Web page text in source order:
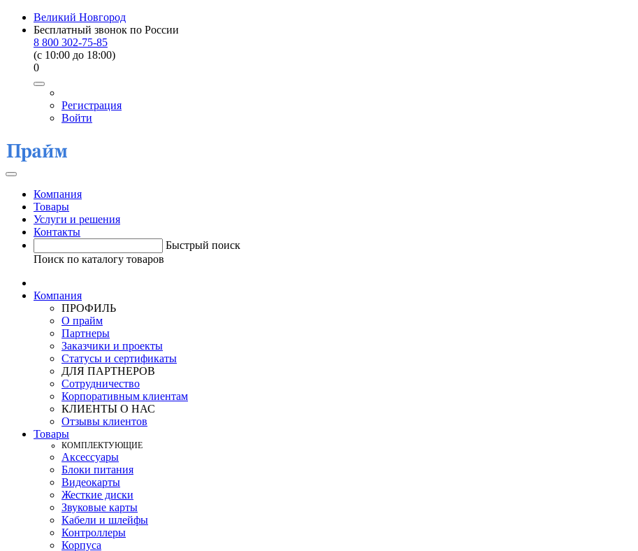
Великий Новгород
Бесплатный звонок по России
8 800 302-75-85
(c 10:00 до 18:00)
0
Регистрация
Войти
Компания
Товары
Услуги и решения
Контакты
Быстрый поиск
Поиск по каталогу товаров
Компания
ПРОФИЛЬ
О прайм
Партнеры
Заказчики и проекты
Статусы и сертификаты
ДЛЯ ПАРТНЕРОВ
Сотрудничество
Корпоративным клиентам
КЛИЕНТЫ О НАС
Отзывы клиентов
Товары
КOМПЛЕКТУЮЩИЕ
Аксессуары
Блоки питания
Видеокарты
Жесткие диски
Звуковые карты
Кабели и шлейфы
Контроллеры
Корпуса